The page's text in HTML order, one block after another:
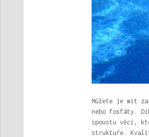
Můžete je mít
nebo fosfáty.
spoustu věcí,
struktuře.